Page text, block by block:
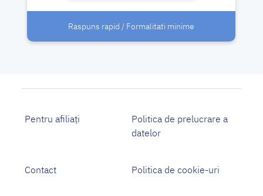
Raspuns rapid / Formalitati minime
Pentru afiliați
Politica de prelucrare a
datelor
Contact Politica de cookie-uri